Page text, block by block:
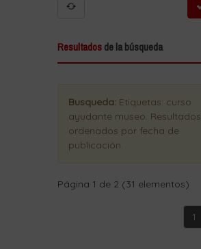
Resultadosde la búsqueda
Busqueda: Etiquetas: curso
ayudante museo. Resultados
ordenados por fecha de
publicación.
Página 1 de 2 (31 elementos)
1